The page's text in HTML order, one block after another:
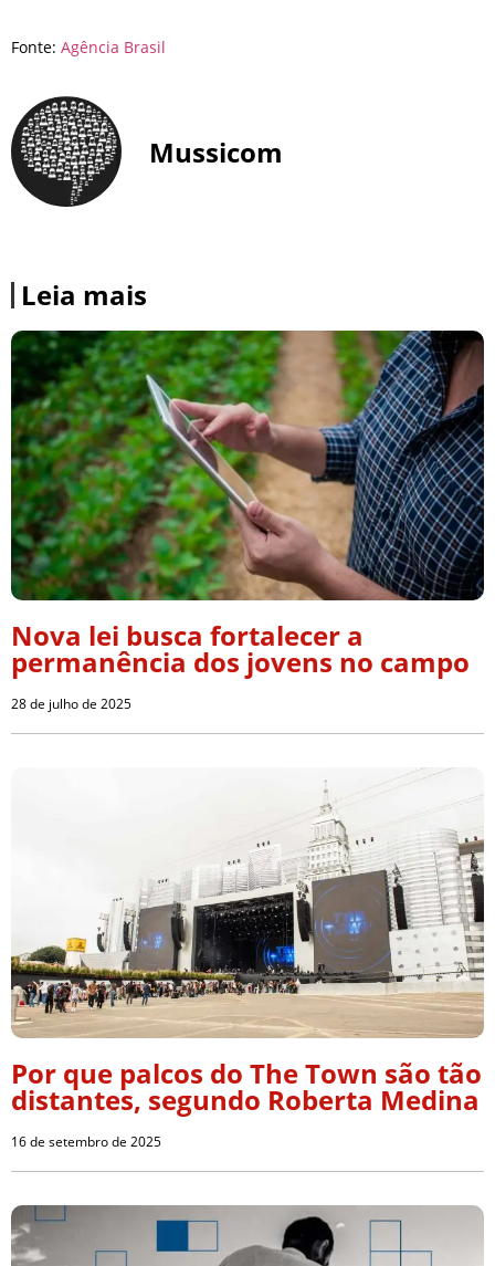
Fonte: Agência Brasil
Mussicom
Leia mais
Nova lei busca fortalecer a
permanência dos jovens no campo
28 de julho de 2025
Por que palcos do The Town são tão
distantes, segundo Roberta Medina
16 de setembro de 2025